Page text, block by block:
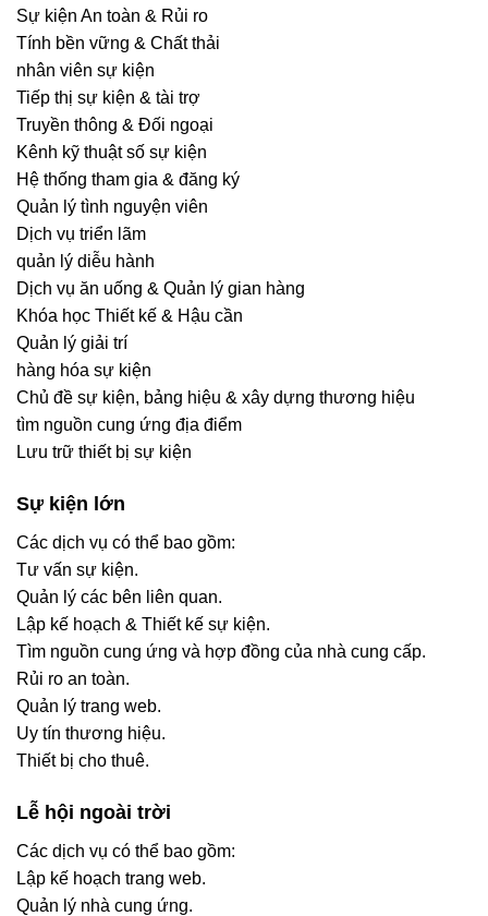
Sự kiện An toàn & Rủi ro
Tính bền vững & Chất thải
nhân viên sự kiện
Tiếp thị sự kiện & tài trợ
Truyền thông & Đối ngoại
Kênh kỹ thuật số sự kiện
Hệ thống tham gia & đăng ký
Quản lý tình nguyện viên
Dịch vụ triển lãm
quản lý diễu hành
Dịch vụ ăn uống & Quản lý gian hàng
Khóa học Thiết kế & Hậu cần
Quản lý giải trí
hàng hóa sự kiện
Chủ đề sự kiện, bảng hiệu & xây dựng thương hiệu
tìm nguồn cung ứng địa điểm
Lưu trữ thiết bị sự kiện
Sự kiện lớn
Các dịch vụ có thể bao gồm:
Tư vấn sự kiện.
Quản lý các bên liên quan.
Lập kế hoạch & Thiết kế sự kiện.
Tìm nguồn cung ứng và hợp đồng của nhà cung cấp.
Rủi ro an toàn.
Quản lý trang web.
Uy tín thương hiệu.
Thiết bị cho thuê.
Lễ hội ngoài trời
Các dịch vụ có thể bao gồm:
Lập kế hoạch trang web.
Quản lý nhà cung ứng.